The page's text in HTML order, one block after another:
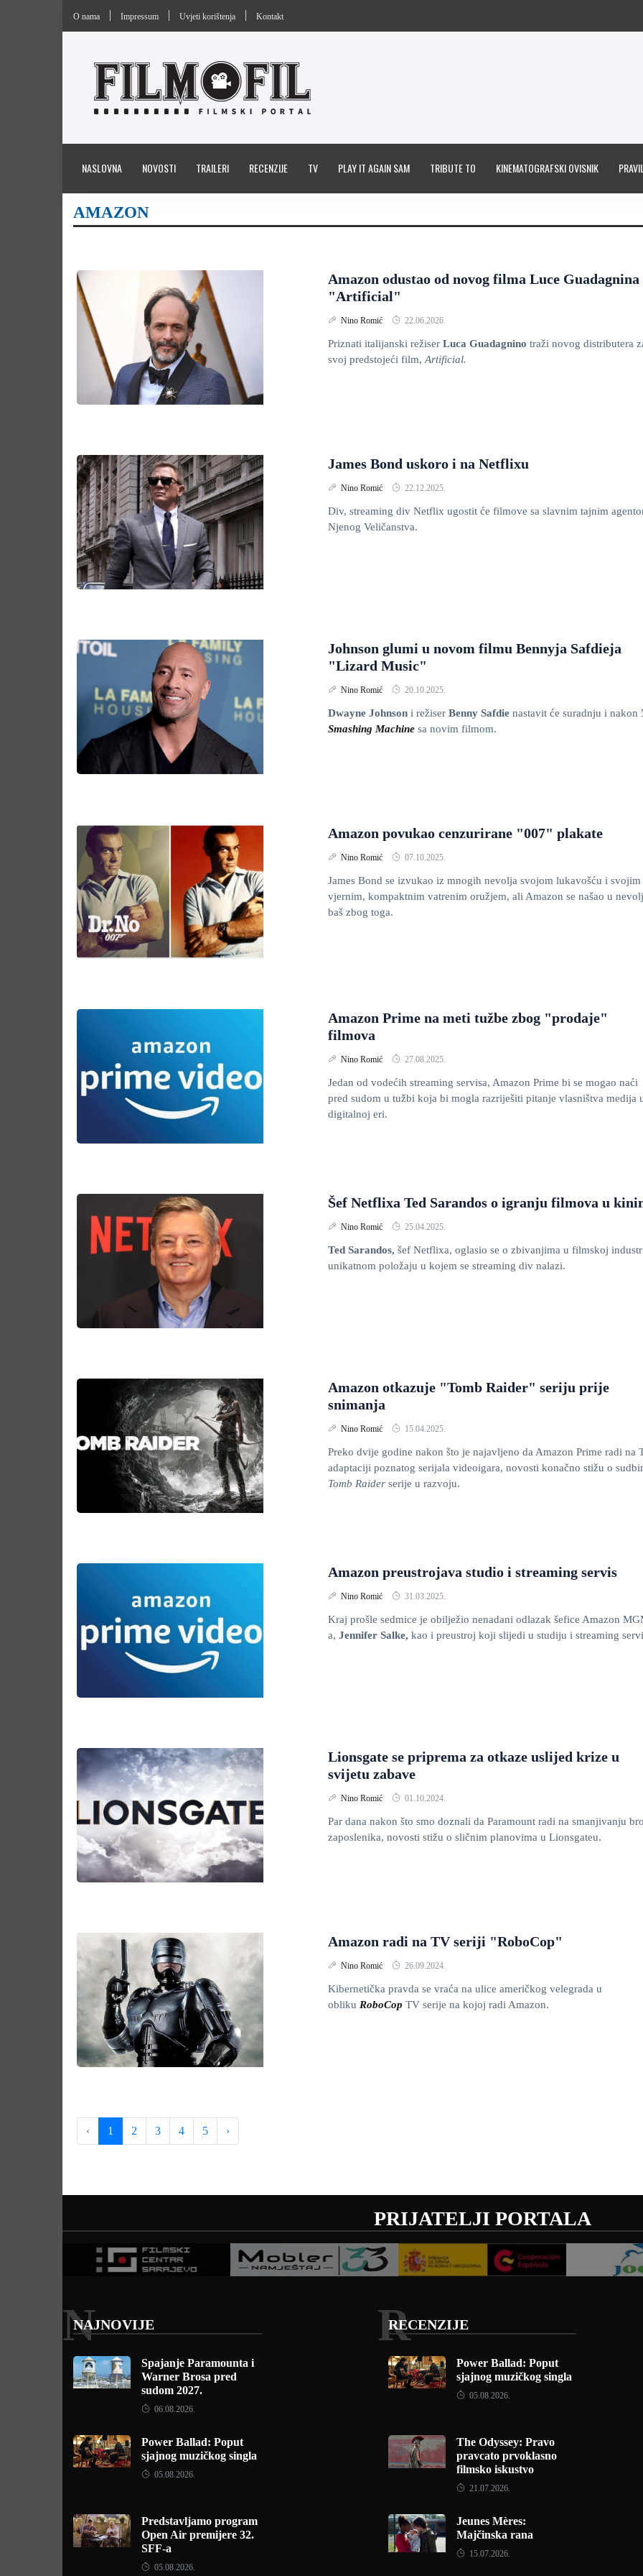
O nama Impressum Uvjeti korištenja Kontakt
NASLOVNA NOVOSTI TRAILERI RECENZIJE TV PLAY IT AGAIN SAM TRIBUTE TO KINEMATOGRAFSKI OVISNIK
AMAZON
Amazon odustao od novog filma Luce Guadagnina
"Artificial"
Nino Romić 22.06.2026.
Priznati italijanski režiser Luca Guadagnino traži novog distributera
svoj predstojeći film, Artificial.
James Bond uskoro i na Netflixu
Nino Romić 22.12.2025.
Div, streaming div Netflix ugostit će filmove sa slavnim tajnim
Njenog Veličanstva.
Johnson glumi u novom filmu Bennyja Safdieja
"Lizard Music"
Nino Romić 20.10.2025.
Dwayne Johnson i režiser Benny Safdie nastavit će suradnju i nakon
Smashing Machine sa novim filmom.
Amazon povukao cenzurirane "007" plakate
Nino Romić 07.10.2025.
James Bond se izvukao iz mnogih nevolja svojom lukavošću i svojim
vjernim, kompaktnim vatrenim oružjem, ali Amazon se našao u
baš zbog toga.
Amazon Prime na meti tužbe zbog "prodaje"
filmova
Nino Romić 27.08.2025.
Jedan od vodećih streaming servisa, Amazon Prime bi se mogao naći
pred sudom u tužbi koja bi mogla razriješiti pitanje vlasništva medija
digitalnoj eri.
Šef Netflixa Ted Sarandos o igranju filmova u
Nino Romić 25.04.2025.
Ted Sarandos, šef Netflixa, oglasio se o zbivanjima u filmskoj
unikatnom položaju u kojem se streaming div nalazi.
Amazon otkazuje "Tomb Raider" seriju prije
snimanja
Nino Romić 15.04.2025.
Preko dvije godine nakon što je najavljeno da Amazon Prime radi na
adaptaciji poznatog serijala videoigara, novosti konačno stižu o
Tomb Raider serije u razvoju.
Amazon preustrojava studio i streaming servis
Nino Romić 31.03.2025.
Kraj prošle sedmice je obilježio nenadani odlazak šefice Amazon
a, Jennifer Salke, kao i preustroj koji slijedi u studiju i streaming
Lionsgate se priprema za otkaze uslijed krize u
svijetu zabave
Nino Romić 01.10.2024.
Par dana nakon što smo doznali da Paramount radi na smanjivanju
zaposlenika, novosti stižu o sličnim planovima u Lionsgateu.
Amazon radi na TV seriji "RoboCop"
Nino Romić 26.09.2024.
Kibernetička pravda se vraća na ulice američkog velegrada u
obliku RoboCop TV serije na kojoj radi Amazon.
‹ 1 2 3 4 5 ›
PRIJATELJI PORTALA
NAJNOVIJE
N
Spajanje Paramounta i
Warner Brosa pred
sudom 2027.
06.08.2026.
Power Ballad: Poput
sjajnog muzičkog singla
05.08.2026.
Predstavljamo program
Open Air premijere 32.
SFF-a
05.08.2026.
RECENZIJE
R
Power Ballad: Poput
sjajnog muzičkog singla
05.08.2026.
The Odyssey: Pravo
pravcato prvoklasno
filmsko iskustvo
21.07.2026.
Jeunes Mères:
Majčinska rana
15.07.2026.